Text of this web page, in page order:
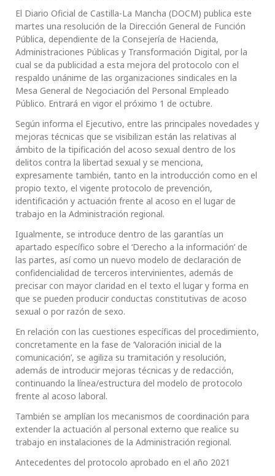
El Diario Oficial de Castilla-La Mancha (DOCM) publica este
martes una resolución de la Dirección General de Función
Pública, dependiente de la Consejería de Hacienda,
Administraciones Públicas y Transformación Digital, por la
cual se da publicidad a esta mejora del protocolo con el
respaldo unánime de las organizaciones sindicales en la
Mesa General de Negociación del Personal Empleado
Público. Entrará en vigor el próximo 1 de octubre.
Según informa el Ejecutivo, entre las principales novedades y
mejoras técnicas que se visibilizan están las relativas al
ámbito de la tipificación del acoso sexual dentro de los
delitos contra la libertad sexual y se menciona,
expresamente también, tanto en la introducción como en el
propio texto, el vigente protocolo de prevención,
identificación y actuación frente al acoso en el lugar de
trabajo en la Administración regional.
Igualmente, se introduce dentro de las garantías un
apartado específico sobre el ‘Derecho a la información’ de
las partes, así como un nuevo modelo de declaración de
confidencialidad de terceros intervinientes, además de
precisar con mayor claridad en el texto el lugar y forma en
que se pueden producir conductas constitutivas de acoso
sexual o por razón de sexo.
En relación con las cuestiones específicas del procedimiento,
concretamente en la fase de ‘Valoración inicial de la
comunicación’, se agiliza su tramitación y resolución,
además de introducir mejoras técnicas y de redacción,
continuando la línea/estructura del modelo de protocolo
frente al acoso laboral.
También se amplían los mecanismos de coordinación para
extender la actuación al personal externo que realice su
trabajo en instalaciones de la Administración regional.
Antecedentes del protocolo aprobado en el año 2021